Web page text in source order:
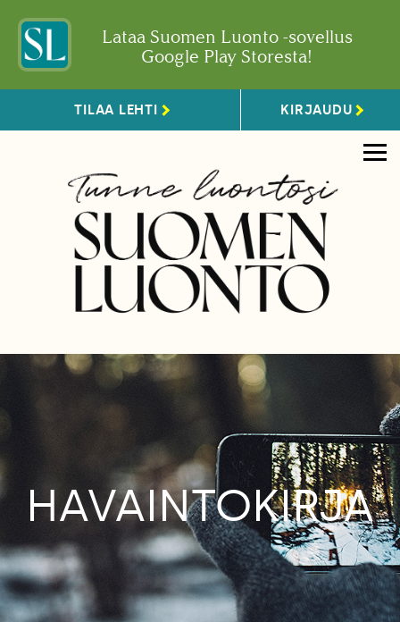
Lataa Suomen Luonto -sovellus
Google Play Storesta!
TILAA LEHTI KIRJAUDU
HAVAINTOKIRJA